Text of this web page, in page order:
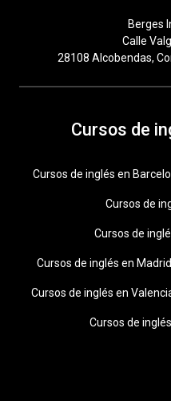
Berges
Calle
28108 Alcobendas,
Cursos de
Cursos de inglés en
Cursos de
Cursos de
Cursos de inglés en Madrid
Cursos de inglés en
Cursos de